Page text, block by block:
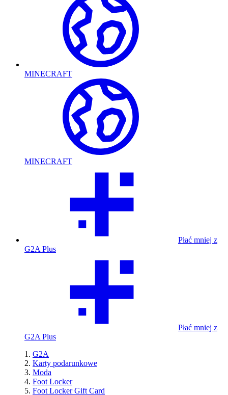
MINECRAFT
MINECRAFT
Płać mniej z
G2A Plus
Płać mniej z
G2A Plus
G2A
Karty podarunkowe
Moda
Foot Locker
Foot Locker Gift Card